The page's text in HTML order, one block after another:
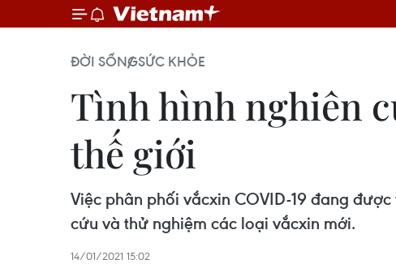
ĐỜI SỐNGSỨC KHỎE
Tình hình nghiên
thế giới
Việc phân phối vắcxin COVID-19 đang
cứu và thử nghiệm các loại vắcxin mới.
14/01/2021 15:02